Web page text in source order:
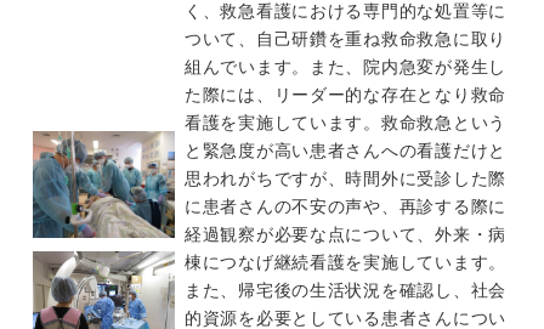
く、救急看護における専門的な処置等に
ついて、自己研鑽を重ね救命救急に取り
組んでいます。また、院内急変が発生し
た際には、リーダー的な存在となり救命
看護を実施しています。救命救急という
と緊急度が高い患者さんへの看護だけと
思われがちですが、時間外に受診した際
に患者さんの不安の声や、再診する際に
経過観察が必要な点について、外来・病
棟につなげ継続看護を実施しています。
また、帰宅後の生活状況を確認し、社会
的資源を必要としている患者さんについ